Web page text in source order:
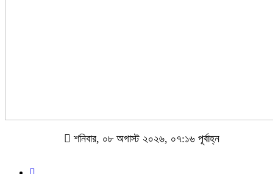
শনিবার, ০৮ অগাস্ট ২০২৬, ০৭:১৬ পূর্বাহ্ন